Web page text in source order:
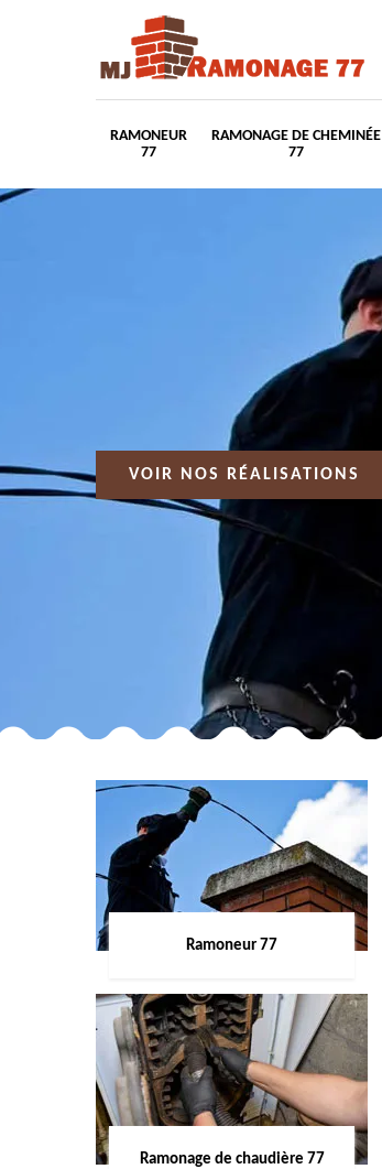
RAMONEUR
77
RAMONAGE DE CHEMINÉE
77
VOIR NOS RÉALISATIONS
Ramoneur 77
Ramonage de chaudière 77